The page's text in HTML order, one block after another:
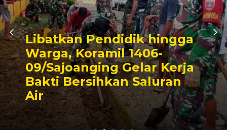
Triwulan II 2026,
Pendapatan Makassar
Capai 49 Persen, Surplus
Rp130 Miliar